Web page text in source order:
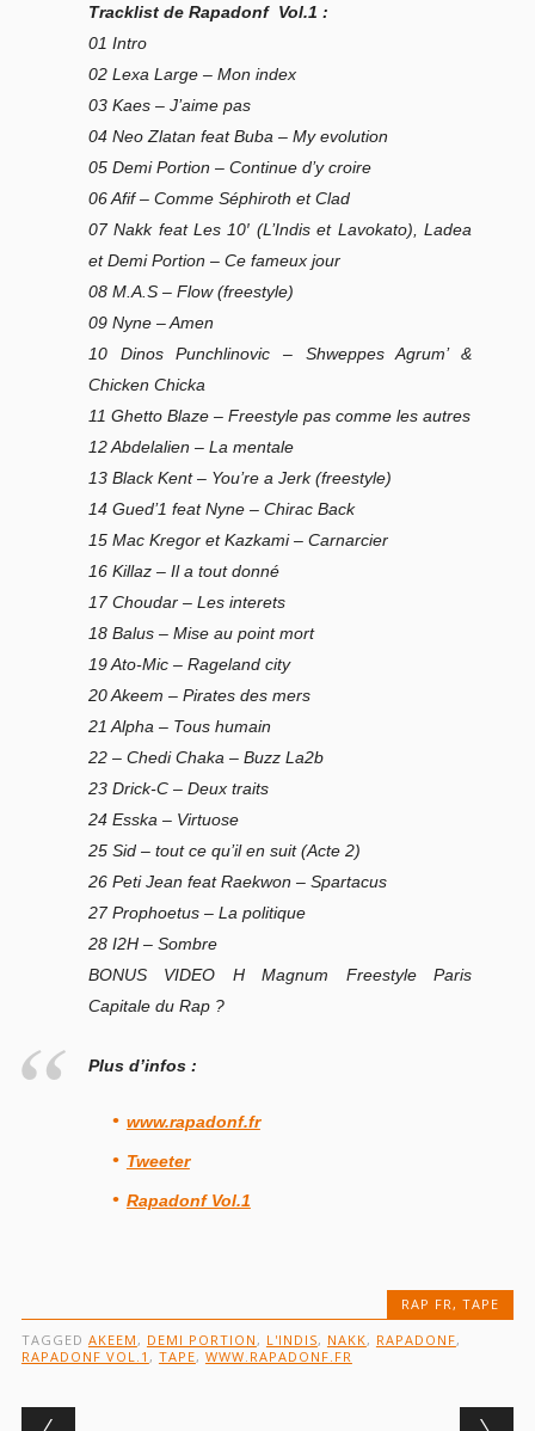
Tracklist de Rapadonf Vol.1 :
01 Intro
02 Lexa Large – Mon index
03 Kaes – J’aime pas
04 Neo Zlatan feat Buba – My evolution
05 Demi Portion – Continue d’y croire
06 Afif – Comme Séphiroth et Clad
07 Nakk feat Les 10′ (L’Indis et Lavokato), Ladea
et Demi Portion – Ce fameux jour
08 M.A.S – Flow (freestyle)
09 Nyne – Amen
10 Dinos Punchlinovic – Shweppes Agrum’ &
Chicken Chicka
11 Ghetto Blaze – Freestyle pas comme les autres
12 Abdelalien – La mentale
13 Black Kent – You’re a Jerk (freestyle)
14 Gued’1 feat Nyne – Chirac Back
15 Mac Kregor et Kazkami – Carnarcier
16 Killaz – Il a tout donné
17 Choudar – Les interets
18 Balus – Mise au point mort
19 Ato-Mic – Rageland city
20 Akeem – Pirates des mers
21 Alpha – Tous humain
22 – Chedi Chaka – Buzz La2b
23 Drick-C – Deux traits
24 Esska – Virtuose
25 Sid – tout ce qu’il en suit (Acte 2)
26 Peti Jean feat Raekwon – Spartacus
27 Prophoetus – La politique
28 I2H – Sombre
BONUS VIDEO H Magnum Freestyle Paris
Capitale du Rap ?
Plus d’infos :
www.rapadonf.fr
Tweeter
Rapadonf Vol.1
RAP FR ,TAPE
TAGGED AKEEM , DEMI PORTION , L'INDIS, NAKK, RAPADONF,
RAPADONF VOL.1 , TAPE, WWW.RAPADONF.FR